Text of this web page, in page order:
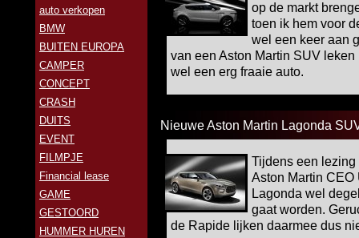
auto verkopen
BMW
BUITEN EUROPA
CAMPER
CONCEPT
CRASH
DUITS
EVENT
FILMPJE
Financial lease
GAME
GESTOORD
HUMMER HUREN
op de markt
toen ik hem voor
wel een keer aan
van een Aston Martin SUV
wel een erg fraaie auto.
Nieuwe Aston Martin Lagonda
Tijdens een
Aston Martin CEO
Lagonda wel
gaat worden.
de Rapide lijken daarmee dus